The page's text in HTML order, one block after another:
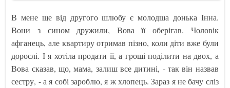
В мене ще від другого шлюбу є молодша донька Інна.
Вони з сином дружили, Вова її оберігав. Чоловік
афганець, але квартиру отримав пізно, коли діти вже були
дорослі. І я хотіла продати її, а гроші поділити на двох, а
Вова сказав, що, мама, залиш все дитині, - так він назвав
сестру, - а я собі зароблю, я ж хлопець. Зараз я не бачу сліз